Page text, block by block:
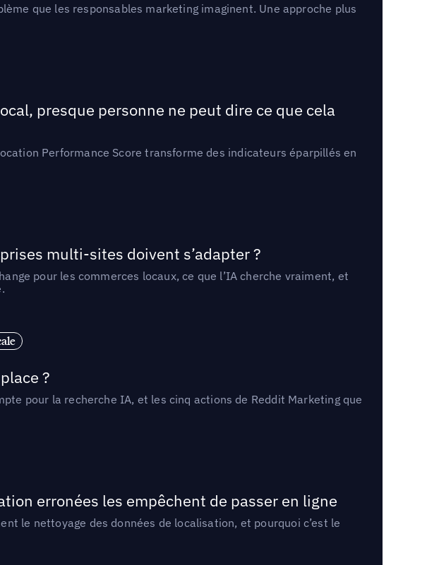
que les responsables marketing imaginent. Une approche plus
presque personne ne peut dire ce que cela
Performance Score transforme des indicateurs éparpillés en
multi-sites doivent s’adapter ?
pour les commerces locaux, ce que l’IA cherche vraiment, et
?
pour la recherche IA, et les cinq actions de Reddit Marketing que
erronées les empêchent de passer en ligne
le nettoyage des données de localisation, et pourquoi c’est le